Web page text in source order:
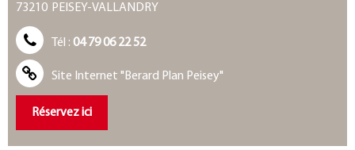
73210 PEISEY-VALLANDRY
Tél : 04 79 06 22 52
Site Internet "Berard Plan Peisey"
Réservez ici